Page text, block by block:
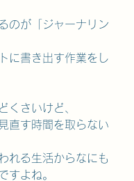
のが「ジャーナリン
に書き出す作業をし
くさいけど、
直す時間を取らない
れる生活からなにも
すよね。